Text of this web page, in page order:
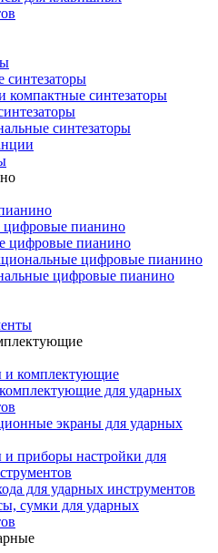
синтезаторы
компактные синтезаторы
синтезаторы
пианино
цифровые пианино
цифровые пианино
цифровые пианино
и комплектующие
для ударных
экраны для ударных
приборы настройки для
для ударных инструментов
сумки для ударных